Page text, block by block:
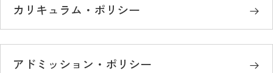
カリキュラム・ポリシー
アドミッション・ポリシー